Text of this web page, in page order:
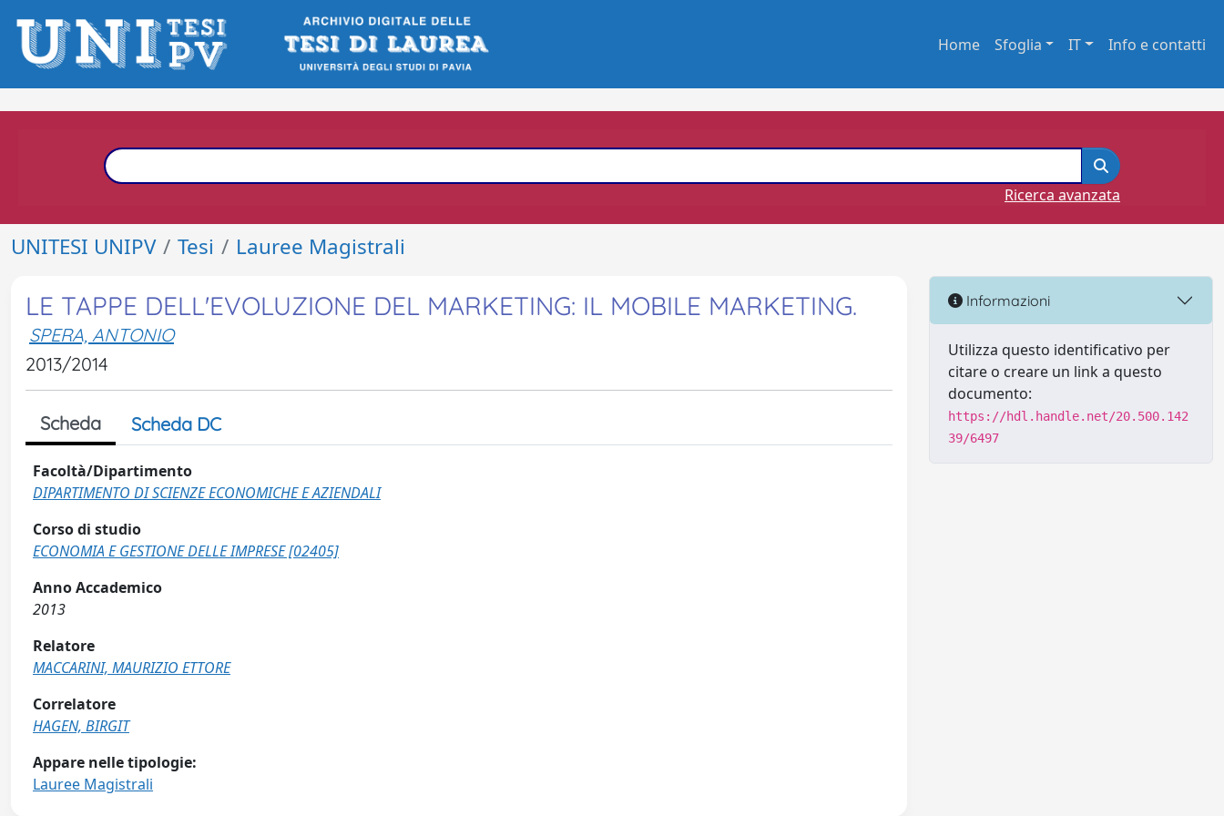
Home Sfoglia IT Info e contatti
Ricerca avanzata
UNITESI UNIPV Tesi Lauree Magistrali
LE TAPPE DELL'EVOLUZIONE DEL MARKETING: IL MOBILE MARKETING.
SPERA, ANTONIO
2013/2014
Scheda Scheda DC
Facoltà/Dipartimento
DIPARTIMENTO DI SCIENZE ECONOMICHE E AZIENDALI
Corso di studio
ECONOMIA E GESTIONE DELLE IMPRESE [02405]
Anno Accademico
2013
Relatore
MACCARINI, MAURIZIO ETTORE
Correlatore
HAGEN, BIRGIT
Appare nelle tipologie:
Lauree Magistrali
Informazioni
Utilizza questo identificativo per
citare o creare un link a questo
documento:
https://hdl.handle.net/20.500.142
39/6497